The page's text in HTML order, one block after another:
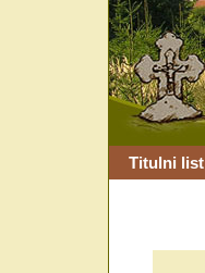
Titulni list